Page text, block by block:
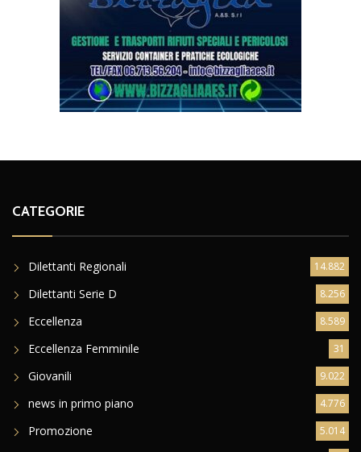
CATEGORIE
Dilettanti Regionali 14.882
Dilettanti Serie D 8.256
Eccellenza 8.589
Eccellenza Femminile 31
Giovanili 9.022
news in primo piano 4.776
Promozione 5.014